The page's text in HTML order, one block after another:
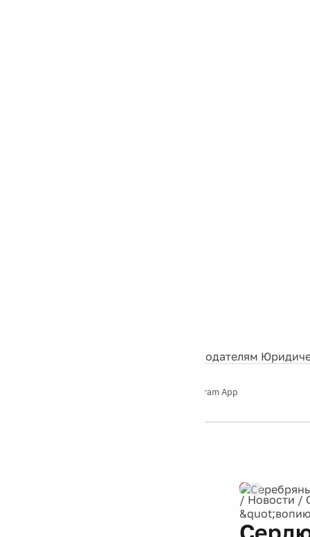
Рекламодателям
Telegram App
/ Новости /